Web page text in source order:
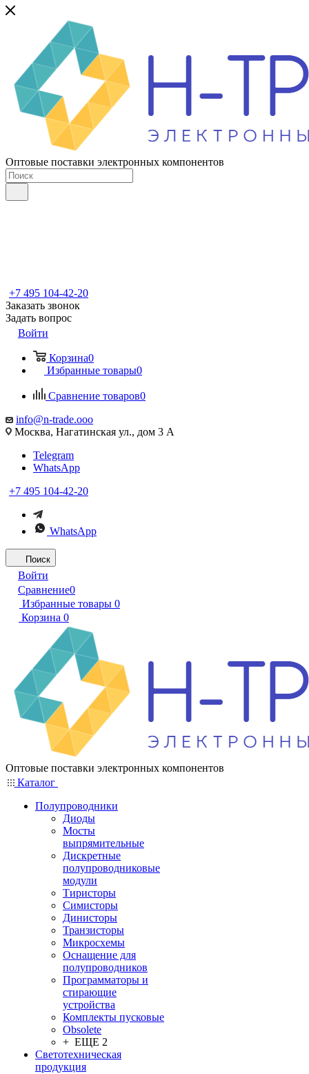
Оптовые поставки электронных компонентов
+7 495 104-42-20
Заказать звонок
Задать вопрос
Войти
Корзина0
Избранные товары0
Сравнение товаров0
info@n-trade.ooo
Москва, Нагатинская ул., дом 3 А
Telegram
WhatsApp
+7 495 104-42-20
WhatsApp
Поиск
Войти
Сравнение0
Избранные товары 0
Корзина 0
Оптовые поставки электронных компонентов
Каталог
Полупроводники
Диоды
Мосты
выпрямительные
Дискретные
полупроводниковые
модули
Тиристоры
Симисторы
Динисторы
Транзисторы
Микросхемы
Оснащение для
полупроводников
Программаторы и
стирающие
устройства
Комплекты пусковые
Obsolete
+ ЕЩЕ 2
Светотехническая
продукция